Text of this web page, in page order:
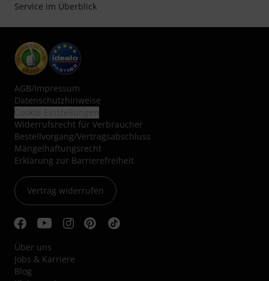
Service im Überblick
AGB/Impressum
Datenschutzhinweise
Widerrufsrecht für Verbraucher
Bestellvorgang/Vertragsabschluss
Mängelhaftungsrecht
Erklärung zur Barrierefreiheit
Vertrag widerrufen
Über uns
Jobs & Karriere
Blog